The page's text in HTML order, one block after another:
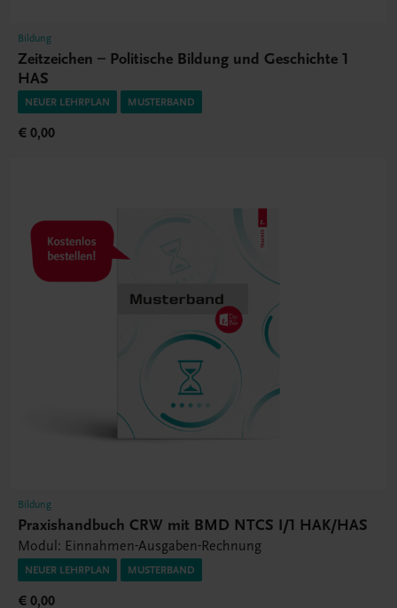
Bildung
Zeitzeichen – Politische Bildung und Geschichte 1
HAS
NEUER LEHRPLAN MUSTERBAND
€ 0,00
Bildung
Praxishandbuch CRW mit BMD NTCS I/1 HAK/HAS
Modul: Einnahmen-Ausgaben-Rechnung
NEUER LEHRPLAN MUSTERBAND
€ 0,00